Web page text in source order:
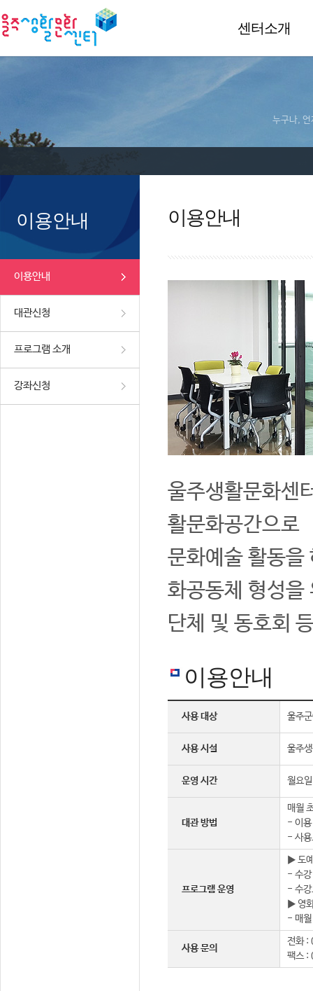
센터소개
누구나, 언
이용안내
이용안내
대관신청
프로그램 소개
강좌신청
이용안내
울주생활문화센
활문화공간으로
문화예술 활동을
화공동체 형성을
단체 및 동호회
이용안내
사용 대상 울주
사용 시설 울주
운영 시간 월요
대관 방법
매월
- 이용
- 사용
프로그램 운영
▶ 도
- 수강
- 수강
▶ 영
- 매월
사용 문의
전화
팩스